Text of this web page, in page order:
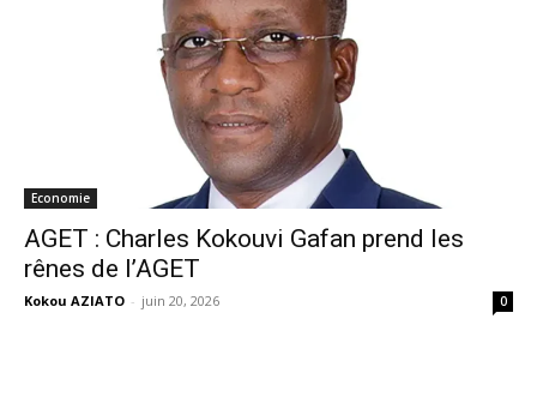
Economie
AGET : Charles Kokouvi Gafan prend les
rênes de l’AGET
Kokou AZIATO - juin 20, 2026 0